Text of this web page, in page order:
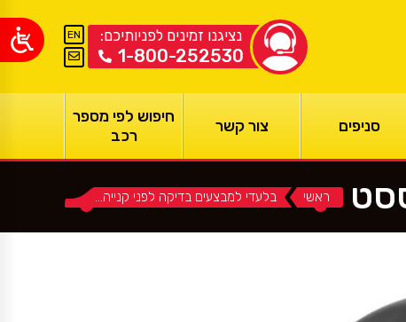
נציגנו זמינים לפניותיכם:
1-800-252530
EN
סניפים צור קשר
חיפוש לפי מספר
רכב
You are here:
ראשי בלעדי למבצעים בדיקה לפני קנייה…